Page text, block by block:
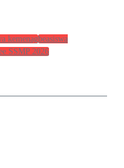
kemenagbeasiswa
SSMP 2026